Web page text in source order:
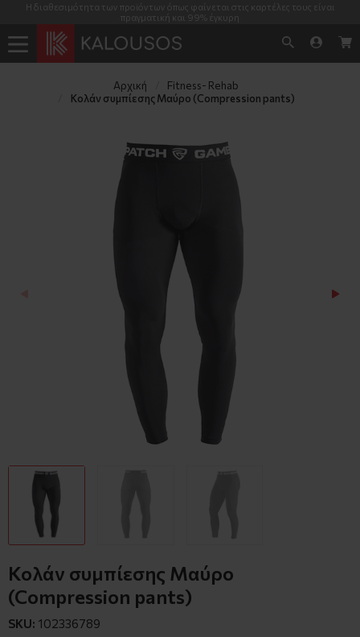
Η διαθεσιμότητα των προϊόντων όπως φαίνεται στις καρτέλες τους είναι
πραγματική και 99% έγκυρη
Αρχική
Fitness- Rehab
Κολάν συμπίεσης Μαύρο (Compression pants)
Κολάν συμπίεσης Μαύρο
(Compression pants)
SKU: 102336789